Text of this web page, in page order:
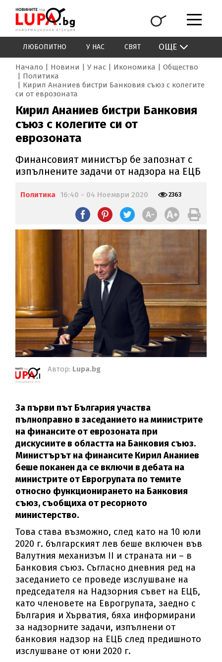
ЛЮБОПИТНО У НАС СВЯТ ОЩЕ
Начало Новини У нас Икономика
Общество
Политика
Кирил Ананиев бистри Банковия съюз с колегите
си от еврозоната
Кирил Ананиев бистри Банковия
съюз с колегите си от
еврозоната
Финансовият министър бе запознат с
изпълнените задачи от надзора на ЕЦБ
Политика 16:40 - 04 Ноември 2020 2363
Автор: Lupa.bg
За първи път България участва
пълноправно в заседанието на министрите
на финансите от еврозоната при
дискусиите в областта на Банковия съюз.
Министърът на финансите Кирил Ананиев
беше поканен да се включи в дебата на
министрите от Еврогрупата по темите
относно функционирането на Банковия
съюз, съобщиха от ресорното
министерство.
Това става възможно, след като на 10 юли
2020 г. българският лев беше включен във
Валутния механизъм II и страната ни – в
Банковия съюз. Съгласно дневния ред на
заседанието се проведе изслушване на
председателя на Надзорния съвет на ЕЦБ,
като членовете на Еврогрупата, заедно с
България и Хърватия, бяха информирани
за надзорните задачи, изпълнени от
банковия надзор на ЕЦБ след предишното
изслушване от юни 2020 г.